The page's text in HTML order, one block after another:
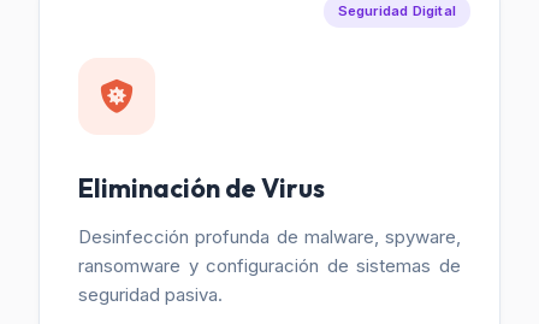
Seguridad Digital
Eliminación de Virus
Desinfección profunda de malware, spyware,
ransomware y configuración de sistemas de
seguridad pasiva.